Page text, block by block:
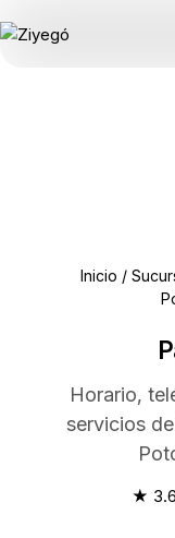
Inicio /
Horario,
servicios
★ 3.6